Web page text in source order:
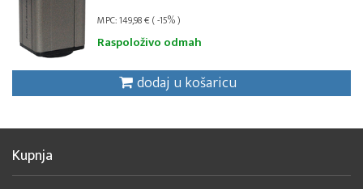
MPC: 149,98 € ( -15% )
Raspoloživo odmah
dodaj u košaricu
Kupnja